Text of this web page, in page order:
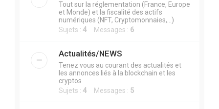
Tout sur la réglementation (France, Europe
et Monde) et la fiscalité des actifs
numériques (NFT, Cryptomonnaies,...)
Sujets : 4 Messages : 6
Actualités/NEWS
Tenez vous au courant des actualités et
les annonces liés à la blockchain et les
cryptos
Sujets : 4 Messages : 5